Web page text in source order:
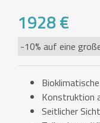
1928 €
-10% auf eine
Konstruktion
Seitlicher